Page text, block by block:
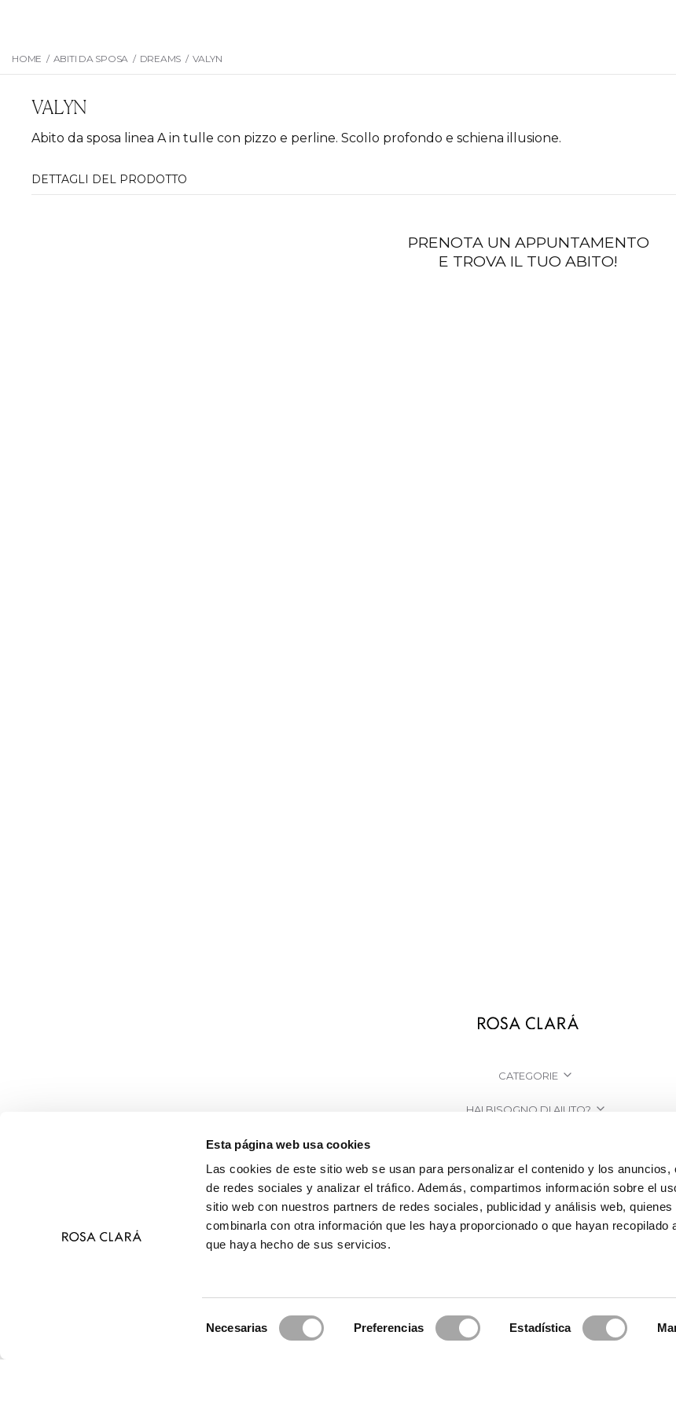
Esta página web usa cookies
Las cookies de este sitio web se usan para personalizar el contenido y los anuncios,
de redes sociales y analizar el tráfico. Además, compartimos información sobre el
sitio web con nuestros partners de redes sociales, publicidad y análisis web, quienes
combinarla con otra información que les haya proporcionado o que hayan recopilado
que haya hecho de sus servicios.
Necesarias Preferencias Estadística
HOME / ABITI DA SPOSA / DREAMS / VALYN
VALYN
Abito da sposa linea A in tulle con pizzo e perline. Scollo profondo e schiena illusione.
DETTAGLI DEL PRODOTTO
PRENOTA UN APPUNTAMENTO
E TROVA IL TUO ABITO!
CATEGORIE
HAI BISOGNO DI AIUTO?
AZIENDA
© 2026 Rosa Clará | Since 1995 · Informazioni legali Informativa sulla Privacy